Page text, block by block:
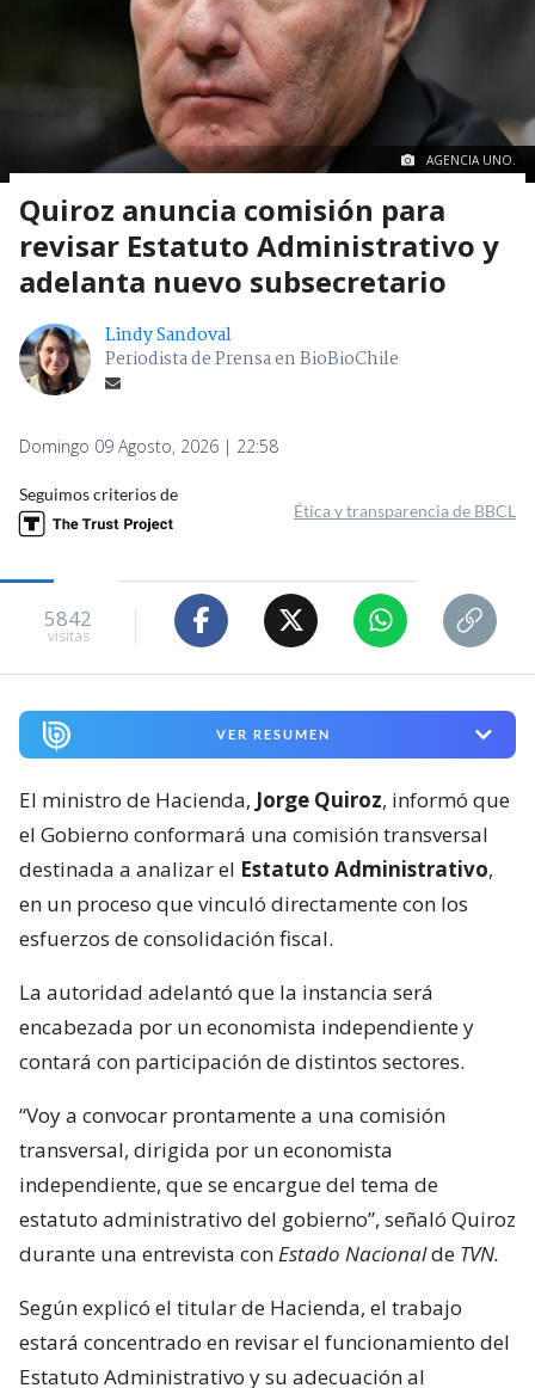
AGENCIA UNO.
Quiroz anuncia comisión para
revisar Estatuto Administrativo y
adelanta nuevo subsecretario
Lindy Sandoval
Periodista de Prensa en BioBioChile
Domingo 09 Agosto, 2026 | 22:58
Seguimos criterios de
Ética y transparencia de BBCL
5842
visitas
VER RESUMEN
El ministro de Hacienda, Jorge Quiroz, informó que
el Gobierno conformará una comisión transversal
destinada a analizar el Estatuto Administrativo,
en un proceso que vinculó directamente con los
esfuerzos de consolidación fiscal.
La autoridad adelantó que la instancia será
encabezada por un economista independiente y
contará con participación de distintos sectores.
“Voy a convocar prontamente a una comisión
transversal, dirigida por un economista
independiente, que se encargue del tema de
estatuto administrativo del gobierno”, señaló Quiroz
durante una entrevista conEstado Nacionalde TVN.
Según explicó el titular de Hacienda, el trabajo
estará concentrado en revisar el funcionamiento del
Estatuto Administrativo y su adecuación al